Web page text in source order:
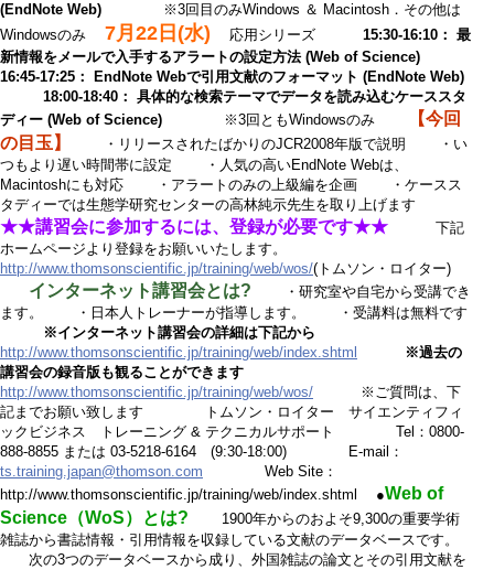
(EndNote Web) ※3回目のみWindows ＆ Macintosh．その他は
Windowsのみ 7月22日(水) 応用シリーズ 15:30-16:10： 最
新情報をメールで入手するアラートの設定方法 (Web of Science)
16:45-17:25： EndNote Webで引用文献のフォーマット (EndNote Web)
18:00-18:40： 具体的な検索テーマでデータを読み込むケーススタ
ディー (Web of Science) ※3回ともWindowsのみ
【今回
の目玉】
・リリースされたばかりのJCR2008年版で説明 ・い
つもより遅い時間帯に設定 ・人気の高いEndNote Webは、
Macintoshにも対応 ・アラートのみの上級編を企画 ・ケースス
タディーでは生態学研究センターの高林純示先生を取り上げます
★★講習会に参加するには、登録が必要です★★ 下記
ホームページより登録をお願いいたします。
http://www.thomsonscientific.jp/training/web/wos/(トムソン・ロイター)
インターネット講習会とは? ・研究室や自宅から受講でき
ます。 ・日本人トレーナーが指導します。 ・受講料は無料です
※インターネット講習会の詳細は下記から
http://www.thomsonscientific.jp/training/web/index.shtml
※過去の
講習会の録音版も観ることができます
http://www.thomsonscientific.jp/training/web/wos/ ※ご質問は、下
記までお願い致します トムソン・ロイター サイエンティフィ
ックビジネス トレーニング & テクニカルサポート Tel：0800-
888-8855 または 03-5218-6164 (9:30-18:00) E-mail：
ts.training.japan@thomson.com Web Site：
http://www.thomsonscientific.jp/training/web/index.shtml ●Web of
Science（WoS）とは? 1900年からのおよそ9,300の重要学術
雑誌から書誌情報・引用情報を収録している文献のデータベースです。
次の3つのデータベースから成り、外国雑誌の論文とその引用文献を